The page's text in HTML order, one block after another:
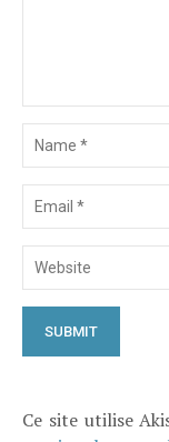
Ce site utilise